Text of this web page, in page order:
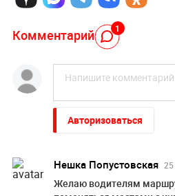
Комментарий 1
Авторизоваться
Нешка Попустовская
Желаю водителям